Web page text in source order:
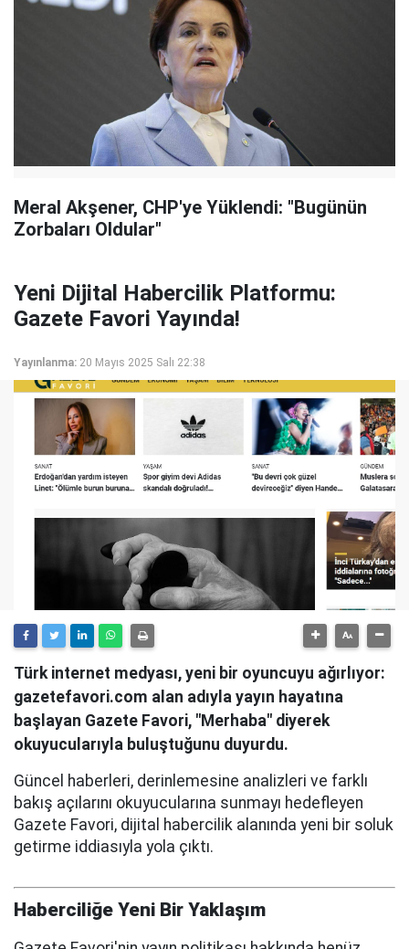
Meral Akşener, CHP'ye Yüklendi: "Bugünün
Zorbaları Oldular"
Yeni Dijital Habercilik Platformu:
Gazete Favori Yayında!
Yayınlanma: 20 Mayıs 2025 Salı 22:38
Türk internet medyası, yeni bir oyuncuyu ağırlıyor:
gazetefavori.com alan adıyla yayın hayatına
başlayan Gazete Favori, "Merhaba" diyerek
okuyucularıyla buluştuğunu duyurdu.
Güncel haberleri, derinlemesine analizleri ve farklı
bakış açılarını okuyucularına sunmayı hedefleyen
Gazete Favori, dijital habercilik alanında yeni bir soluk
getirme iddiasıyla yola çıktı.
Haberciliğe Yeni Bir Yaklaşım